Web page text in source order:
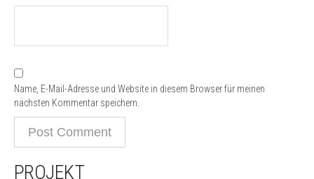
Name, E-Mail-Adresse und Website in diesem Browser für meinen
nächsten Kommentar speichern.
PROJEKT